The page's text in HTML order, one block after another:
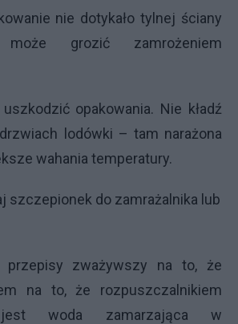
nie dotykało tylnej ściany
grozić zamrożeniem
opakowania. Nie kładź
lodówki – tam narażona
wahania temperatury.
szczepionek do zamrażalnika lub
zważywszy na to, że
na to, że rozpuszczalnikiem
jest woda zamarzająca w